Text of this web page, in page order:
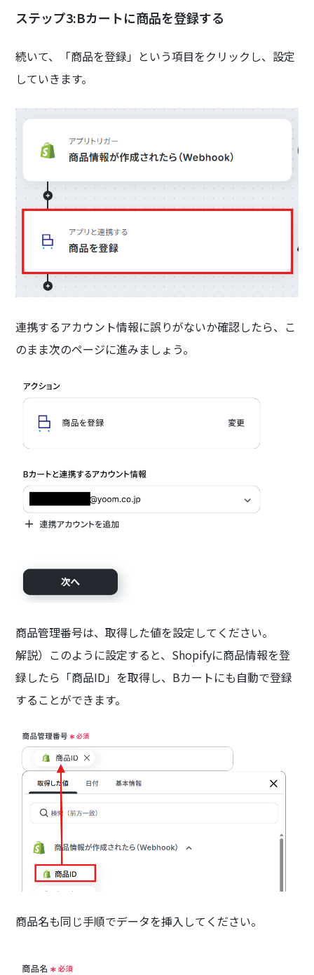
ステップ3:Bカートに商品を登録する
続いて、「商品を登録」という項目をクリックし、設定
していきます。
連携するアカウント情報に誤りがないか確認したら、こ
のまま次のページに進みましょう。
商品管理番号は、取得した値を設定してください。
解説）このように設定すると、Shopifyに商品情報を登
録したら「商品ID」を取得し、Bカートにも自動で登録
することができます。
商品名も同じ手順でデータを挿入してください。